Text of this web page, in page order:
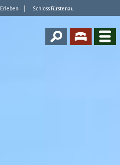
Erleben Schloss Fürstenau